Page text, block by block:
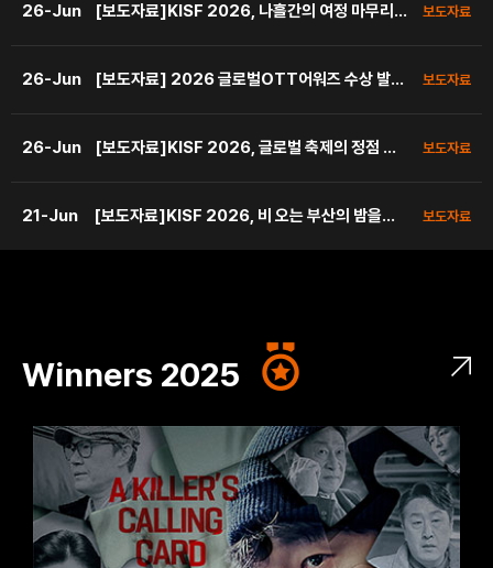
26-Jun
[보도자료]KISF 2026, 나흘간의 여정 마무리…
보도자료
26-Jun
[보도자료] 2026 글로벌OTT어워즈 수상 발
아> 신혜선! ,
보도자료
26-Jun
[보도자료]KISF 2026, 글로벌 축제의 정점 찍
보도자료
21-Jun
[보도자료]KISF 2026, 비 오는 부산의 밤을
보도자료
Winners 2025